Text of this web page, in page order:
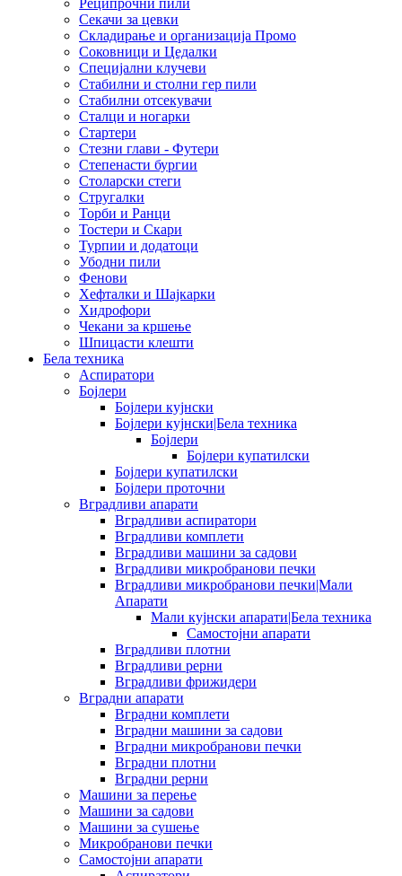
Секачи за цевки
Складирање и организација Промо
Соковници и Цедалки
Специјални клучеви
Стабилни и столни гер пили
Стабилни отсекувачи
Сталци и ногарки
Стартери
Стезни глави - Футери
Степенасти бургии
Столарски стеги
Стругалки
Торби и Ранци
Тостери и Скари
Турпии и додатоци
Убодни пили
Фенови
Хефталки и Шајкарки
Хидрофори
Чекани за кршење
Шпицасти клешти
Бела техника
Аспиратори
Бојлери
Бојлери кујнски
Бојлери кујнски|Бела техника
Бојлери
Бојлери купатилски
Бојлери купатилски
Бојлери проточни
Вградливи апарати
Вградливи аспиратори
Вградливи комплети
Вградливи машини за садови
Вградливи микробранови печки
Вградливи микробранови печки|Мали
Апарати
Мали кујнски апарати|Бела техника
Самостојни апарати
Вградливи плотни
Вградливи рерни
Вградливи фрижидери
Вградни апарати
Вградни комплети
Вградни машини за садови
Вградни микробранови печки
Вградни плотни
Вградни рерни
Машини за перење
Машини за садови
Машини за сушење
Микробранови печки
Самостојни апарати